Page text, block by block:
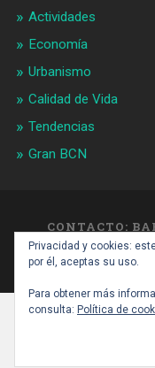
Actividades
Economía
Urbanismo
Calidad de Vida
Tendencias
Gran BCN
CONTACTO:
Privacidad y cookies:
por él, aceptas su uso.
Para obtener más
consulta: Política de